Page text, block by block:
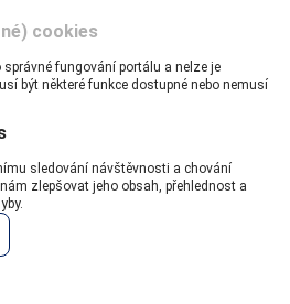
cookies
fungování portálu a nelze je
být některé funkce dostupné nebo nemusí
sledování návštěvnosti a chování
zlepšovat jeho obsah, přehlednost a